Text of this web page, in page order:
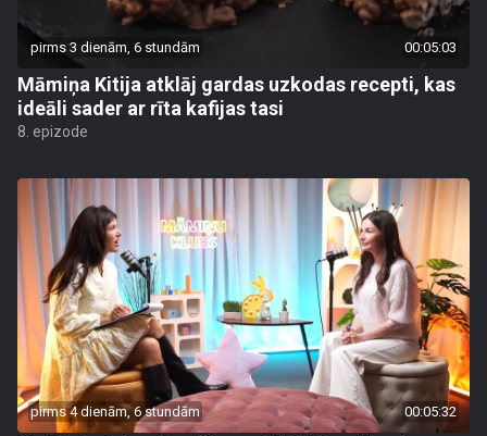
pirms 3 dienām, 6 stundām 00:05:03
Māmiņa Kitija atklāj gardas uzkodas recepti, kas
ideāli sader ar rīta kafijas tasi
8. epizode
pirms 4 dienām, 6 stundām 00:05:32